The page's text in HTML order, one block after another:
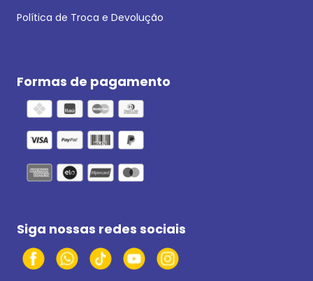
Política de Troca e Devolução
Formas de pagamento
Siga nossas redes sociais